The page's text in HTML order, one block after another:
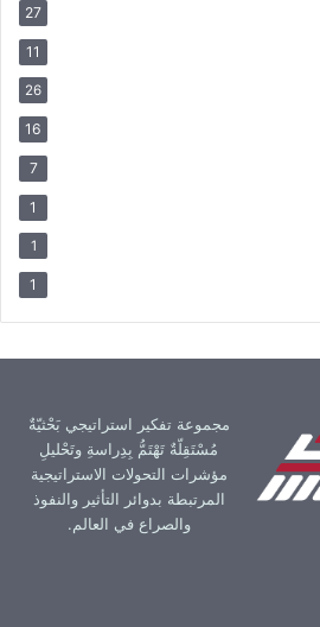
27
11
26
16
7
1
1
1
مجموعة تفكير استراتيجي بَحْثيّةٌ
مُسْتَقِلّةٌ تَهْتَمُّ بِدِراسةِ وتَحْليلِ
مؤشرات التحولات الاستراتيجية
المرتبطة بدوائر التأثير والنفوذ
والصراع في العالم.